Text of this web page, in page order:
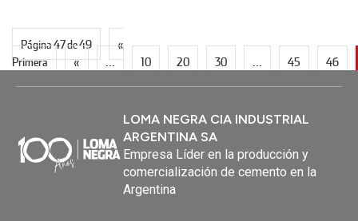
Página 47 de 49
«
Primera
« ... 10 20 30 45 46
LOMA NEGRA CIA INDUSTRIAL
ARGENTINA SA
Empresa Líder en la producción y
comercialización de cemento en la
Argentina